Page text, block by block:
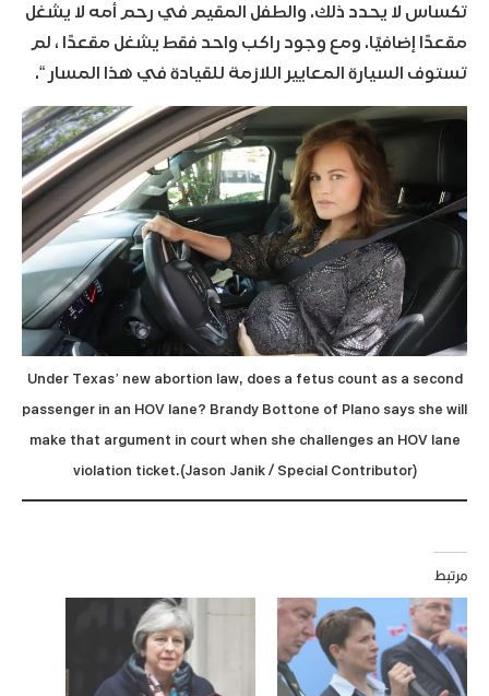
تكساس لا يحدد ذلك. والطفل المقيم في رحم أمه لا يشغل
مقعدًا إضافيًا. ومع وجود راكب واحد فقط يشغل مقعدًا ، لم
تستوف السيارة المعايير اللازمة للقيادة في هذا المسار “.
Under Texas’ new abortion law, does a fetus count as a second
passenger in an HOV lane? Brandy Bottone of Plano says she will
make that argument in court when she challenges an HOV lane
violation ticket.(Jason Janik / Special Contributor)
مرتبط